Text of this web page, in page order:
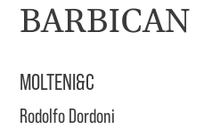
BARBICAN
MOLTENI&C
Rodolfo Dordoni